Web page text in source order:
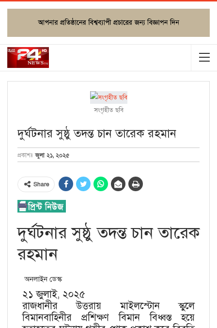
সংগৃহীত ছবি
দুর্ঘটনার সুষ্ঠু তদন্ত চান তারেক রহমান
প্রকাশঃ জুলা ২১, ২০২৫
Share
দুর্ঘটনার সুষ্ঠু তদন্ত চান তারেক
রহমান
অনলাইন ডেস্ক
২১ জুলাই, ২০২৫
রাজধানীর উত্তরায় মাইলস্টোন স্কুলে
বিমানবাহিনীর প্রশিক্ষণ বিমান বিধ্বস্ত হয়ে